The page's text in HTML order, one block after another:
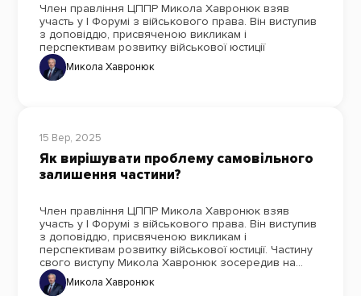
Член правління ЦППР Микола Хавронюк взяв
участь у І Форумі з військового права. Він виступив
з доповіддю, присвяченою викликам і
перспективам розвитку військової юстиції
Микола Хавронюк
15 Вер, 2025
Як вирішувати проблему самовільного
залишення частини?
Член правління ЦППР Микола Хавронюк взяв
участь у І Форумі з військового права. Він виступив
з доповіддю, присвяченою викликам і
перспективам розвитку військової юстиції. Частину
свого виступу Микола Хавронюк зосередив на
проблемі військових кримінальних правопорушень,
зокрема самовільного залишення частини (СЗЧ) та
Микола Хавронюк